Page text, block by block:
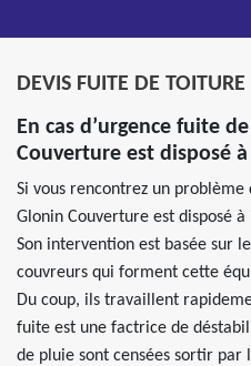
DEVIS FUITE DE
En cas d’urgence fuite
Couverture est disposé
Si vous rencontrez un
Glonin Couverture est disposé
Son intervention est basée sur
couvreurs qui forment cette
Du coup, ils travaillent
fuite est une factrice de
de pluie sont censées sortir par